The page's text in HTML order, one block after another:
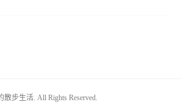
步生活. All Rights Reserved.